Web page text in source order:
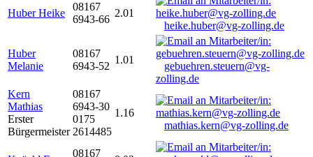
Huber Heike
08167
6943-66
2.01
heike.huber@vg-zolling.de
Huber
Melanie
08167
6943-52
1.01
gebuehren.steuern@vg-
zolling.de
Kern
Mathias
Erster
Bürgermeister
08167
6943-30
0175
2614485
1.16
mathias.kern@vg-zolling.de
08167